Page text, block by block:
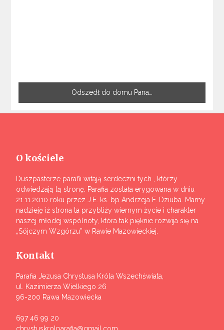
Odszedł do domu Pana…
O kościele
Duszpasterze parafii witają serdeczni tych , którzy
odwiedzają tą stronę. Parafia została erygowana w dniu
21.11.2010 roku przez J.E. ks. bp Andrzeja F. Dziuba. Mamy
nadzieję iż strona ta przybliży wiernym życie i charakter
naszej młodej wspólnoty, która tak pięknie rozwija się na
„Sójczym Wzgórzu” w Rawie Mazowieckiej.
Kontakt
Parafia Jezusa Chrystusa Króla Wszechświata,
ul. Kazimierza Wielkiego 26
96-200 Rawa Mazowiecka
697 46 99 20
chrystuskrolparafia@gmail.com